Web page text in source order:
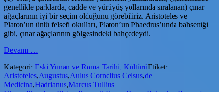
genellikle parklarda, cadde ve yürüyüş yollarında sıralanan) çınar
ağaçlarının iyi bir seçim olduğunu görebiliriz. Aristoteles ve
Platon’un ünlü felsefi okulları, Platon’un Phaedrus’unda bahsettiği
gibi, çınar ağaçlarının gölgesindeki bahçedeydi.
Devamı
Bahçeleri:
Yürümek,
Konuşmak
…
Kategori: Eski Yunan ve Roma Tarihi, KültürüEtiket:
Aristoteles,Augustus,Aulus Cornelius Celsus,de
Medicina,Hadrianus,Marcus Tullius